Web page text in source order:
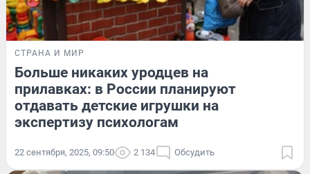
СТРАНА И МИР
Больше никаких уродцев на
прилавках: в России планируют
отдавать детские игрушки на
экспертизу психологам
22 сентября, 2025, 09:50 2 134 Обсудить